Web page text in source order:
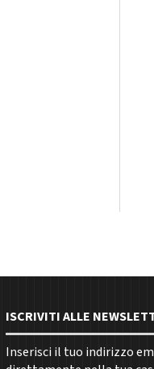
ISCRIVITI ALLE
Inserisci il tuo indirizzo